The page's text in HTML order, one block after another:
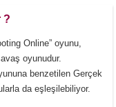
?
Online” oyunu,
oyunudur.
benzetilen Gerçek
da eşleşilebiliyor.